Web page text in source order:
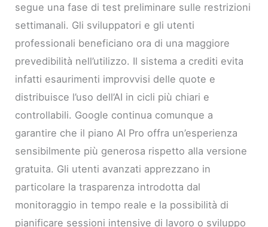
segue una fase di test preliminare sulle restrizioni
settimanali. Gli sviluppatori e gli utenti
professionali beneficiano ora di una maggiore
prevedibilità nell’utilizzo. Il sistema a crediti evita
infatti esaurimenti improvvisi delle quote e
distribuisce l’uso dell’AI in cicli più chiari e
controllabili. Google continua comunque a
garantire che il piano AI Pro offra un’esperienza
sensibilmente più generosa rispetto alla versione
gratuita. Gli utenti avanzati apprezzano in
particolare la trasparenza introdotta dal
monitoraggio in tempo reale e la possibilità di
pianificare sessioni intensive di lavoro o sviluppo